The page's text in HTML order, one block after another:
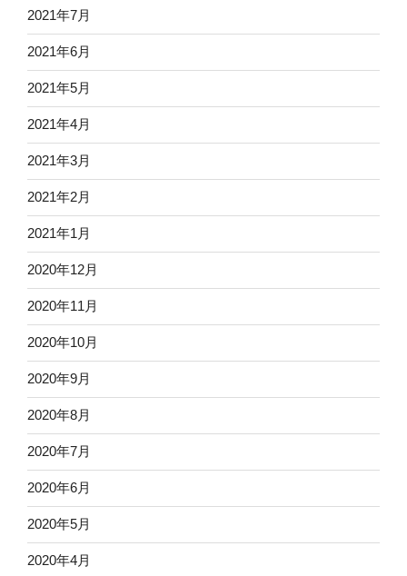
2021年7月
2021年6月
2021年5月
2021年4月
2021年3月
2021年2月
2021年1月
2020年12月
2020年11月
2020年10月
2020年9月
2020年8月
2020年7月
2020年6月
2020年5月
2020年4月